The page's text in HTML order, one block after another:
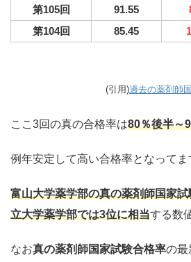
第105回
91.55
第104回
85.45
(引用)過去の薬剤師
ここ3回の真の合格率は80％後半～
例年安定して高い合格率となってま
富山大学薬学部の真の薬剤師国家試
立大学薬学部では3位に相当する数
なお真の薬剤師国家試験合格率の最